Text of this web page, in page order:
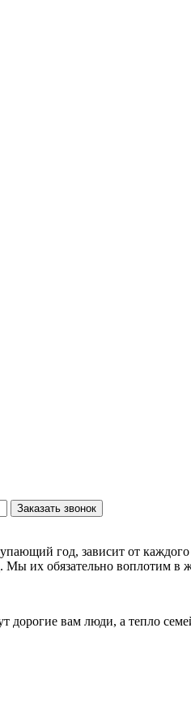
Заказать звонок
год, зависит от
их обязательно воплотим в
вам люди, а тепло